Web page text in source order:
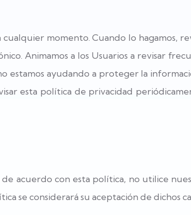
momento. Cuando lo hagamos,
Animamos a los Usuarios a revisar
estamos ayudando a proteger la
esta política de privacidad
acuerdo con esta política, no utilice
se considerará su aceptación de dichos